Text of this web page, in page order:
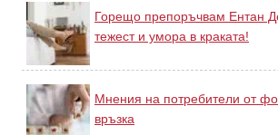
Горещо препоръчвам Ентан
тежест и умора в краката!
Мнения на потребители от
връзка